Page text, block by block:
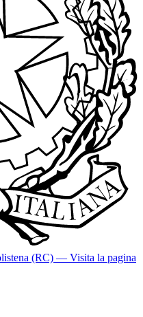
(RC) — Visita la pagina